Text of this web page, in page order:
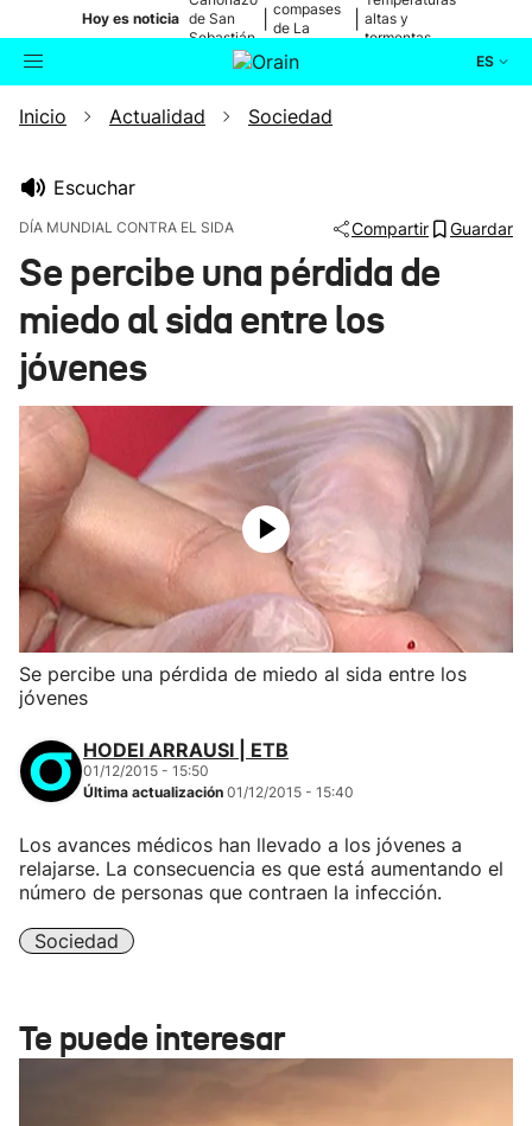
Hoy es noticia de San
Sebastián
compases
de La
altas y
tormentas
ES
Buscador Actualidad
Ikusmiran
Inicio Actualidad Sociedad
Escuchar
DÍA MUNDIAL CONTRA EL SIDA Compartir Guardar
Se percibe una pérdida de
miedo al sida entre los
jóvenes
Se percibe una pérdida de miedo al sida entre los
jóvenes
HODEI ARRAUSI | ETB
01/12/2015 - 15:50
Última actualización 01/12/2015 - 15:40
Los avances médicos han llevado a los jóvenes a
relajarse. La consecuencia es que está aumentando el
número de personas que contraen la infección.
Sociedad
Te puede interesar